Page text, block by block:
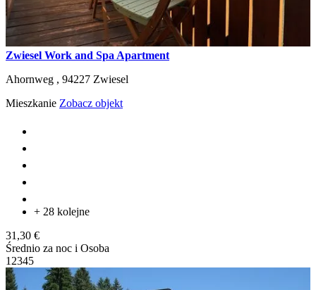
Zwiesel Work and Spa Apartment
Ahornweg , 94227 Zwiesel
Mieszkanie Zobacz objekt
+ 28 kolejne
31,30 €
Średnio za noc i Osoba
1 2345